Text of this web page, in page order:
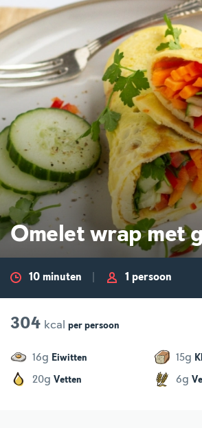
Omelet wrap met
10 minuten 1 persoon
304 kcal per persoon
16g Eiwitten 15g
20g Vetten 6g